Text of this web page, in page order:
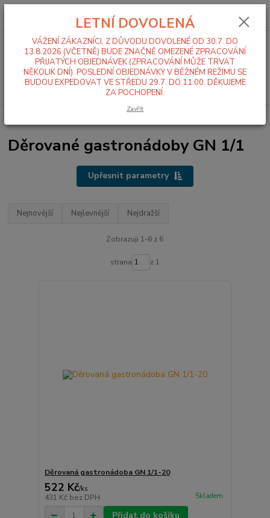
Menu
Hledat
0,00 Kč
Děrované gastronádoby GN 1/1
Upřesnit parametry
Nejnovější Nejlevnější Nejdražší
Zobrazuji 1-6 z 6
strana z 1
Děrovaná gastronádoba GN 1/1-20
522 Kč/ks
431 Kč bez DPH Skladem
Přidat do košíku
LETNÍ DOVOLENÁ
VÁŽENÍ ZÁKAZNÍCI, Z DŮVODU DOVOLENÉ OD 30.7. DO
13.8.2026 (VČETNĚ) BUDE ZNAČNĚ OMEZENÉ ZPRACOVÁNÍ
PŘIJATÝCH OBJEDNÁVEK (ZPRACOVÁNÍ MŮŽE TRVAT
NĚKOLIK DNÍ). POSLEDNÍ OBJEDNÁVKY V BĚŽNÉM REŽIMU SE
BUDOU EXPEDOVAT VE STŘEDU 29.7. DO 11:00. DĚKUJEME
ZA POCHOPENÍ.
Zavřít